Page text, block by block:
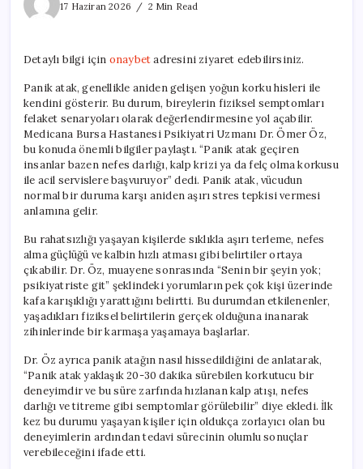
17 Haziran 2026
2 Min Read
Korku
Kayıp
Kontrol
için
Detaylı bilgi için onaybetadresini ziyaret edebilirsiniz.
Panik atak, genellikle aniden gelişen yoğun korku hisleri ile
kendini gösterir. Bu durum, bireylerin fiziksel semptomları
felaket senaryoları olarak değerlendirmesine yol açabilir.
Medicana Bursa Hastanesi Psikiyatri Uzmanı Dr. Ömer Öz,
bu konuda önemli bilgiler paylaştı. “Panik atak geçiren
insanlar bazen nefes darlığı, kalp krizi ya da felç olma korkusu
ile acil servislere başvuruyor” dedi. Panik atak, vücudun
normal bir duruma karşı aniden aşırı stres tepkisi vermesi
anlamına gelir.
Bu rahatsızlığı yaşayan kişilerde sıklıkla aşırı terleme, nefes
alma güçlüğü ve kalbin hızlı atması gibi belirtiler ortaya
çıkabilir. Dr. Öz, muayene sonrasında “Senin bir şeyin yok;
psikiyatriste git” şeklindeki yorumların pek çok kişi üzerinde
kafa karışıklığı yarattığını belirtti. Bu durumdan etkilenenler,
yaşadıkları fiziksel belirtilerin gerçek olduğuna inanarak
zihinlerinde bir karmaşa yaşamaya başlarlar.
Dr. Öz ayrıca panik atağın nasıl hissedildiğini de anlatarak,
“Panik atak yaklaşık 20-30 dakika sürebilen korkutucu bir
deneyimdir ve bu süre zarfında hızlanan kalp atışı, nefes
darlığı ve titreme gibi semptomlar görülebilir” diye ekledi. İlk
kez bu durumu yaşayan kişiler için oldukça zorlayıcı olan bu
deneyimlerin ardından tedavi sürecinin olumlu sonuçlar
verebileceğini ifade etti.